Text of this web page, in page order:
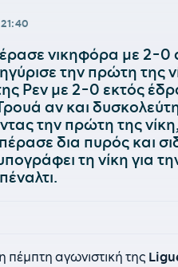
21:40
νικηφόρα με 2-
την πρώτη της
Ρεν με 2-0 εκτός
αν και
την πρώτη της
δια πυρός και
τη νίκη για
αγωνιστική της